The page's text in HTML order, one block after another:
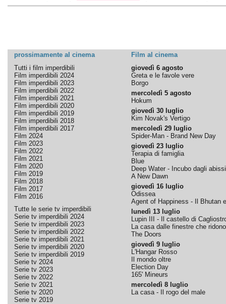
prossimamente al cinema
Film al cinema
Tutti i film imperdibili
Film imperdibili 2024
Film imperdibili 2023
Film imperdibili 2022
Film imperdibili 2021
Film imperdibili 2020
Film imperdibili 2019
Film imperdibili 2018
Film imperdibili 2017
Film 2024
Film 2023
Film 2022
Film 2021
Film 2020
Film 2019
Film 2018
Film 2017
Film 2016
Tutte le serie tv imperdibili
Serie tv imperdibili 2024
Serie tv imperdibili 2023
Serie tv imperdibili 2022
Serie tv imperdibili 2021
Serie tv imperdibili 2020
Serie tv imperdibili 2019
Serie tv 2024
Serie tv 2023
Serie tv 2022
Serie tv 2021
Serie tv 2020
Serie tv 2019
giovedì 6 agosto
Greta e le favole vere
Borgo
mercoledì 5 agosto
Hokum
giovedì 30 luglio
Kim Novak's Vertigo
mercoledì 29 luglio
Spider-Man - Brand New Day
giovedì 23 luglio
Terapia di famiglia
Blue
Deep Water - Incubo dagli abissi
A New Dawn
giovedì 16 luglio
Odissea
Agent of Happiness - Il Bhutan
lunedì 13 luglio
Lupin III - Il castello di
La casa dalle finestre che ridono
The Doors
giovedì 9 luglio
L'Hangar Rosso
Il mondo oltre
Election Day
165' Mineurs
mercoledì 8 luglio
La casa - Il rogo del male